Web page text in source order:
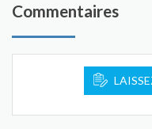
Commentaires